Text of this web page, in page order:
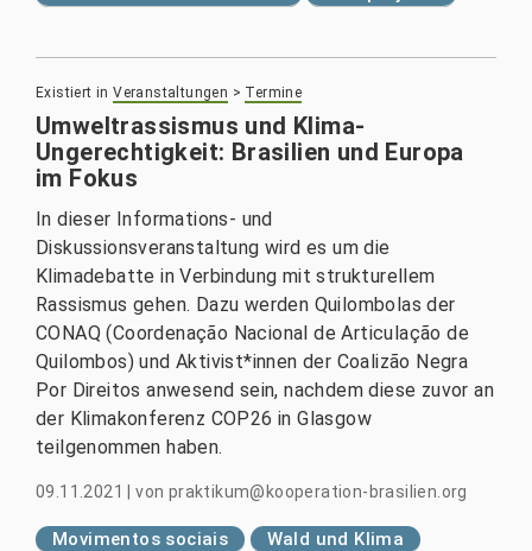
Existiert in Veranstaltungen > Termine
Umweltrassismus und Klima-
Ungerechtigkeit: Brasilien und Europa
im Fokus
In dieser Informations- und
Diskussionsveranstaltung wird es um die
Klimadebatte in Verbindung mit strukturellem
Rassismus gehen. Dazu werden Quilombolas der
CONAQ (Coordenação Nacional de Articulação de
Quilombos) und Aktivist*innen der Coalizão Negra
Por Direitos anwesend sein, nachdem diese zuvor an
der Klimakonferenz COP26 in Glasgow
teilgenommen haben.
09.11.2021|von praktikum@kooperation-brasilien.org
Movimentos sociais Wald und Klima